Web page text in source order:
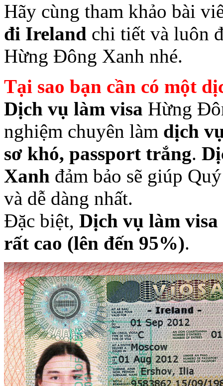
Hãy cùng tham khảo bài
đi Ireland chi tiết và luôn
Hừng Đông Xanh nhé.
Tại sao bạn cần có một
Dịch vụ làm visa Hừng
nghiệm chuyên làm dịch
sơ khó, passport trắng.
Xanh đảm bảo sẽ giúp
và dễ dàng nhất.
Đặc biệt, Dịch vụ làm visa
rất cao (lên đến 95%).